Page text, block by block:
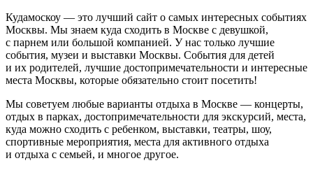
Кудамоскоу — это лучший сайт о самых интересных событиях
Москвы. Мы знаем куда сходить в Москве с девушкой,
с парнем или большой компанией. У нас только лучшие
события, музеи и выставки Москвы. События для детей
и их родителей, лучшие достопримечательности и интересные
места Москвы, которые обязательно стоит посетить!
Мы советуем любые варианты отдыха в Москве — концерты,
отдых в парках, достопримечательности для экскурсий, места,
куда можно сходить с ребенком, выставки, театры, шоу,
спортивные мероприятия, места для активного отдыха
и отдыха с семьей, и многое другое.